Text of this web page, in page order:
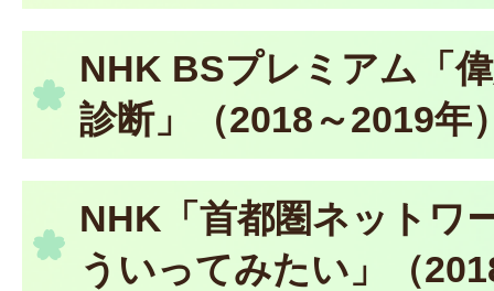
NHK BSプレミアム「
診断」（2018～2019年
NHK「首都圏ネットワ
ういってみたい」（